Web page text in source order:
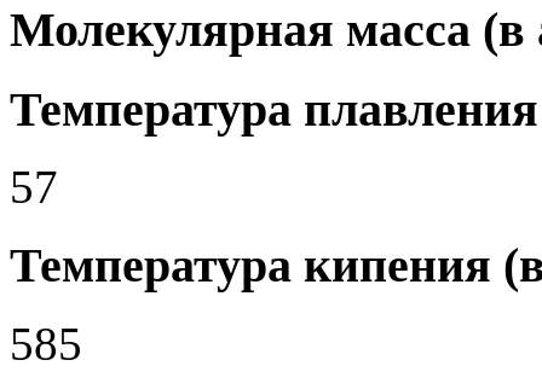
Молекулярная масса (в
Температура
57
Температура кипения
585